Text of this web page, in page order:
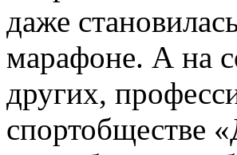
даже
марафоне. А на
других,
спортобществе